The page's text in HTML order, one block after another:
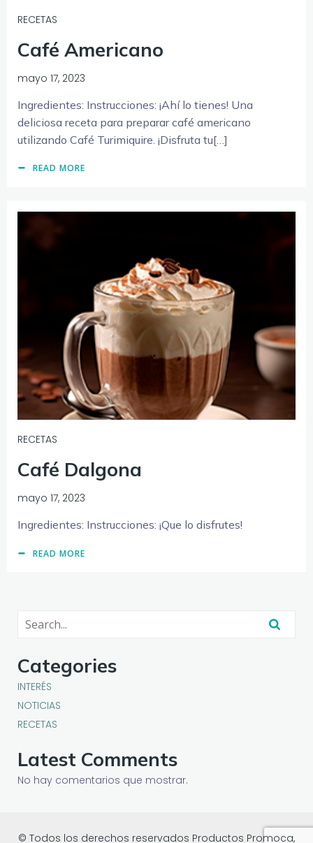
RECETAS
Café Americano
mayo 17, 2023
Ingredientes: Instrucciones: ¡Ahí lo tienes! Una
deliciosa receta para preparar café americano
utilizando Café Turimiquire. ¡Disfruta tu[…]
READ MORE
RECETAS
Café Dalgona
mayo 17, 2023
Ingredientes: Instrucciones: ¡Que lo disfrutes!
READ MORE
Categories
INTERÉS
NOTICIAS
RECETAS
Latest Comments
No hay comentarios que mostrar.
© Todos los derechos reservados Productos Promoca,